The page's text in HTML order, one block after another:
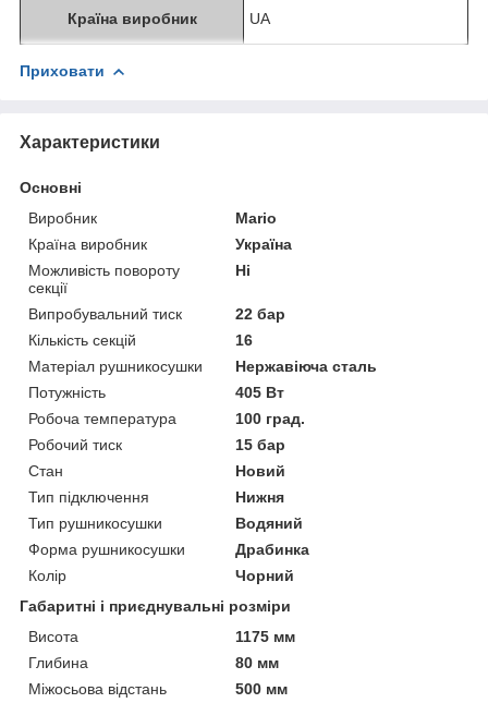
Країна виробник UA
Приховати
Характеристики
Основні
Виробник
Mario
Країна виробник
Україна
Можливість повороту
секції
Ні
Випробувальний тиск
22 бар
Кількість секцій
16
Матеріал рушникосушки
Нержавіюча сталь
Потужність
405 Вт
Робоча температура
100 град.
Робочий тиск
15 бар
Стан
Новий
Тип підключення
Нижня
Тип рушникосушки
Водяний
Форма рушникосушки
Драбинка
Колір
Чорний
Габаритні і приєднувальні розміри
Висота
1175 мм
Глибина
80 мм
Міжосьова відстань
500 мм